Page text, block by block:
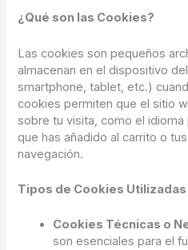
¿Qué son las Cookies?
Las cookies son pequeños
almacenan en el dispositivo
smartphone, tablet, etc.)
cookies permiten que el sitio
sobre tu visita, como el
que has añadido al carrito o
navegación.
Tipos de Cookies Utilizadas
Cookies Técnicas o
son esenciales para el